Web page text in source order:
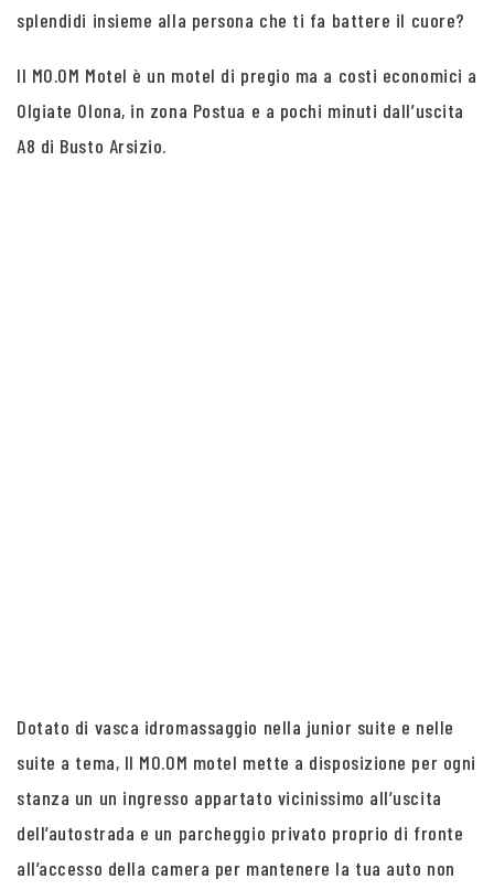
splendidi insieme alla persona che ti fa battere il cuore?
Il MO.OM Motel è un motel di pregio ma a costi economici a
Olgiate Olona, in zona Postua e a pochi minuti dall’uscita
A8 di Busto Arsizio.
Dotato di vasca idromassaggio nella junior suite e nelle
suite a tema, Il MO.OM motel mette a disposizione per ogni
stanza un un ingresso appartato vicinissimo all’uscita
dell’autostrada e un parcheggio privato proprio di fronte
all’accesso della camera per mantenere la tua auto non